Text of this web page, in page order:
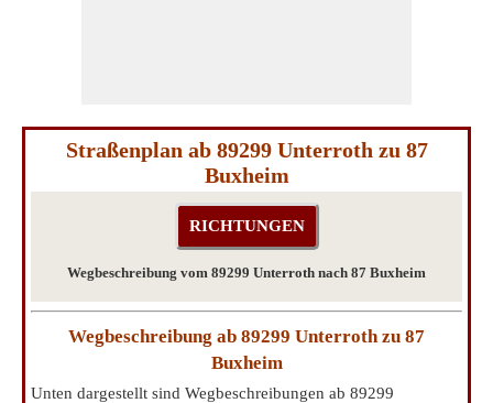
Straßenplan ab 89299 Unterroth zu 87
Buxheim
Wegbeschreibung vom 89299 Unterroth nach 87 Buxheim
Wegbeschreibung ab 89299 Unterroth zu 87
Buxheim
Unten dargestellt sind Wegbeschreibungen ab 89299